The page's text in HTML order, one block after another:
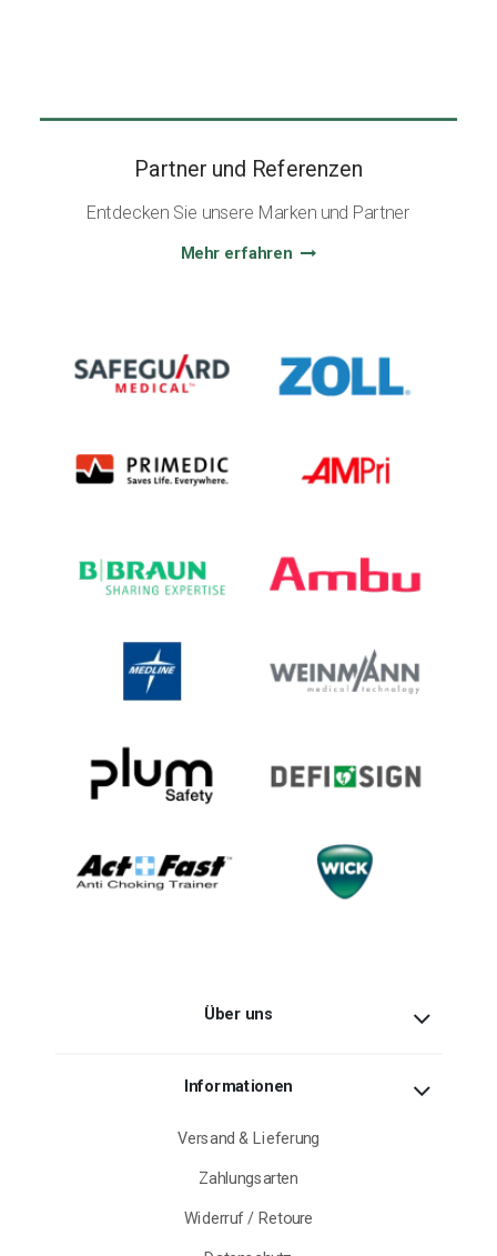
Partner und Referenzen
Entdecken Sie unsere Marken und Partner
Mehr erfahren
Über uns
Informationen
Versand & Lieferung
Zahlungsarten
Widerruf / Retoure